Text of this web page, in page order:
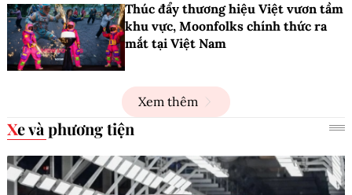
Thúc đẩy thương hiệu Việt vươn tầm
khu vực, Moonfolks chính thức ra
mắt tại Việt Nam
Xem thêm
Xe và phương tiện